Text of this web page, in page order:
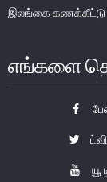
உள்நாட்டின்
அரச
கம்பனிப்
கொழும்பு
நிதியியல்
இலங்கை கணக்கீட்டு
எங்களை
யூ